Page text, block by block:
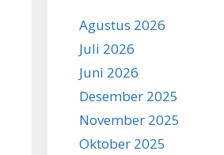
Agustus 2026
Juli 2026
Juni 2026
Desember 2025
November 2025
Oktober 2025